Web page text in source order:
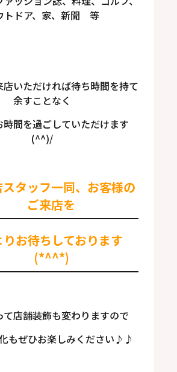
トドア、家、新聞 等
いただければ待ち時間を持て
余すことなく
時間を過ごしていただけます
(^^)/
タッフ一同、お客様の
ご来店を
お待ちしております
(*^^*)
て店舗装飾も変わりますので
もぜひお楽しみください♪♪